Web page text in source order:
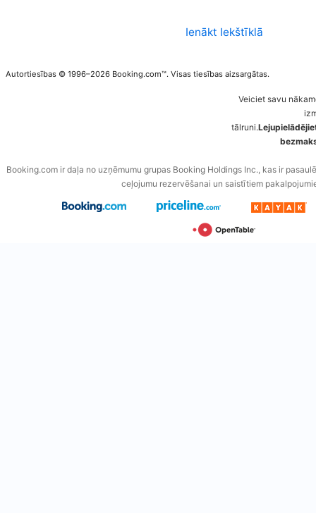
Ienākt Iekštīklā
Autortiesības © 1996–2026 Booking.com™. Visas tiesības aizsargātas.
Veiciet savu
tālruni.
Booking.com ir daļa no uzņēmumu grupas Booking Holdings Inc., kas ir
ceļojumu rezervēšanai un saistītiem